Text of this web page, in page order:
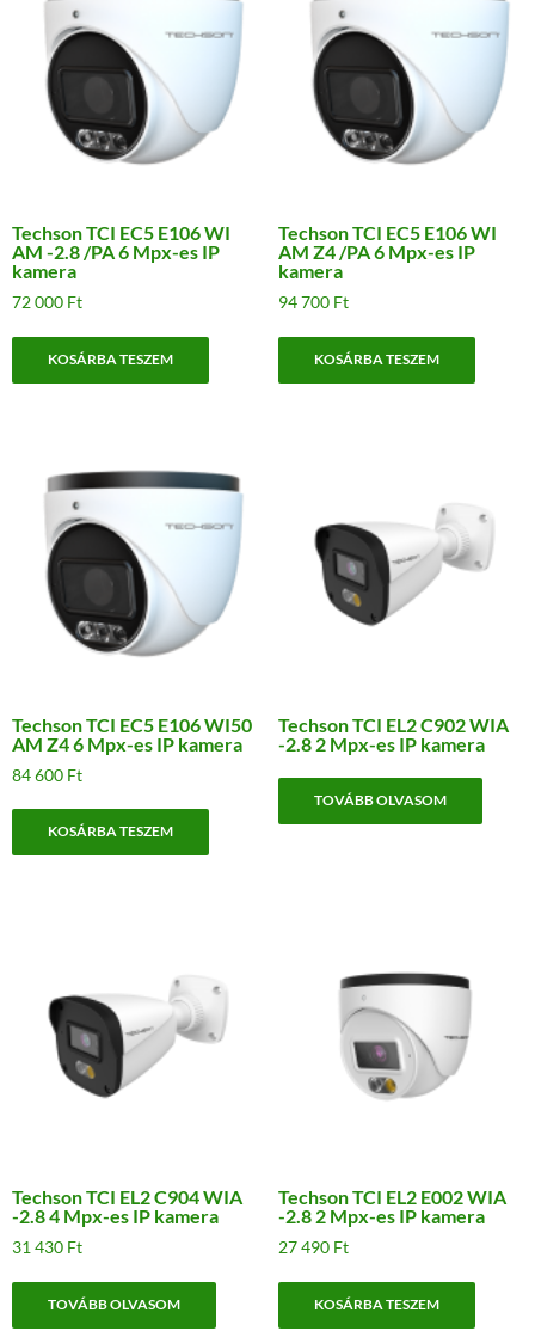
Techson TCI EC5 E106 WI
AM -2.8 /PA 6 Mpx-es IP
kamera
72 000 Ft
KOSÁRBA TESZEM
Techson TCI EC5 E106 WI
AM Z4 /PA 6 Mpx-es IP
kamera
94 700 Ft
KOSÁRBA TESZEM
Techson TCI EC5 E106 WI50
AM Z4 6 Mpx-es IP kamera
84 600 Ft
KOSÁRBA TESZEM
Techson TCI EL2 C902 WIA
-2.8 2 Mpx-es IP kamera
TOVÁBB OLVASOM
Techson TCI EL2 C904 WIA
-2.8 4 Mpx-es IP kamera
31 430 Ft
TOVÁBB OLVASOM
Techson TCI EL2 E002 WIA
-2.8 2 Mpx-es IP kamera
27 490 Ft
KOSÁRBA TESZEM